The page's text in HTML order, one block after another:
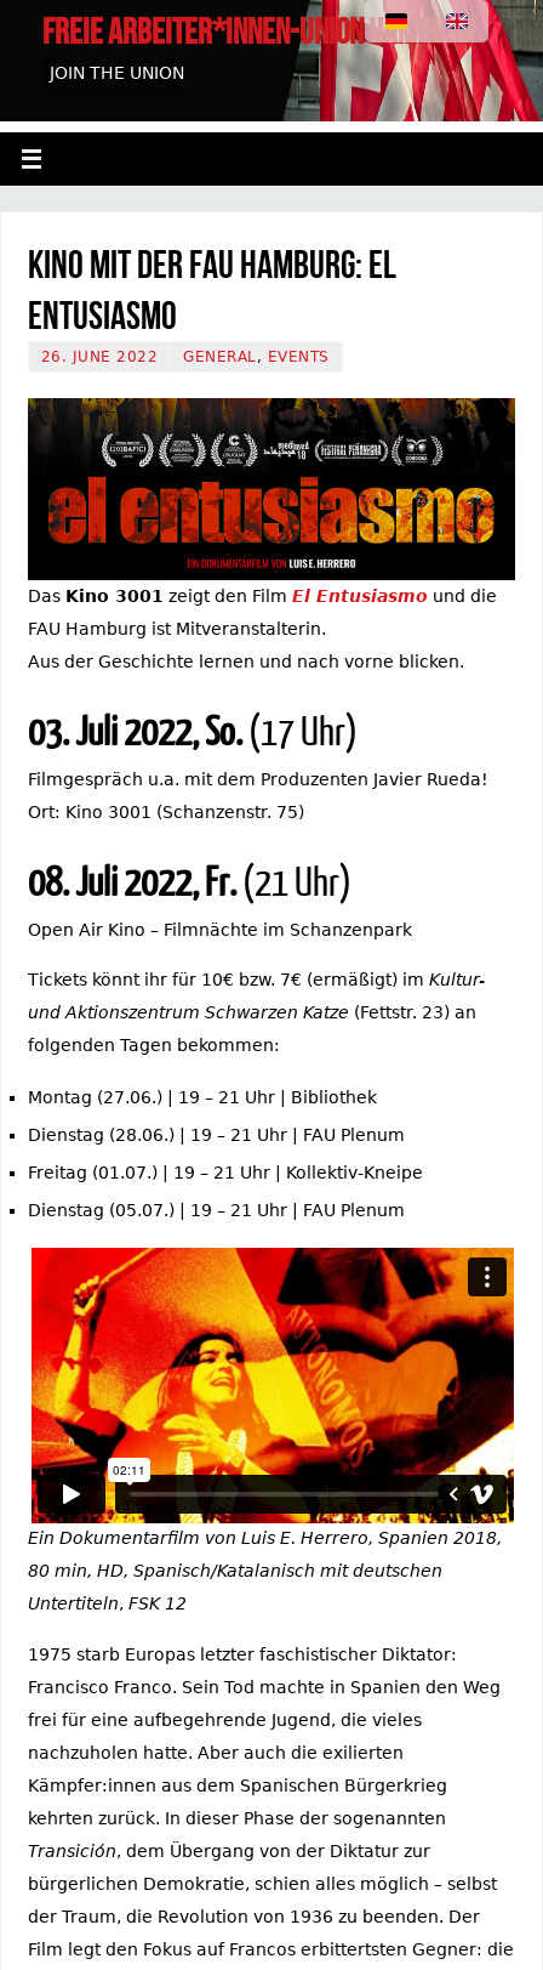
FREIE ARBEITER*INNEN-UNION HAMBURG
JOIN THE UNION
Kino mit der FAU Hamburg: El
Entusiasmo
26. JUNE 2022 GENERAL , EVENTS
Das Kino 3001 zeigt den Film El Entusiasmo und die
FAU Hamburg ist Mitveranstalterin.
Aus der Geschichte lernen und nach vorne blicken.
03. Juli 2022, So.(17 Uhr)
Filmgespräch u.a. mit dem Produzenten Javier Rueda!
Ort: Kino 3001 (Schanzenstr. 75)
08. Juli 2022, Fr.(21 Uhr)
Open Air Kino – Filmnächte im Schanzenpark
Tickets könnt ihr für 10€ bzw. 7€ (ermäßigt) im Kultur-
und Aktionszentrum Schwarzen Katze (Fettstr. 23) an
folgenden Tagen bekommen:
Montag (27.06.) | 19 – 21 Uhr | Bibliothek
Dienstag (28.06.) | 19 – 21 Uhr | FAU Plenum
Freitag (01.07.) | 19 – 21 Uhr | Kollektiv-Kneipe
Dienstag (05.07.) | 19 – 21 Uhr | FAU Plenum
Ein Dokumentarfilm von Luis E. Herrero, Spanien 2018,
80 min, HD, Spanisch/Katalanisch mit deutschen
Untertiteln, FSK 12
1975 starb Europas letzter faschistischer Diktator:
Francisco Franco. Sein Tod machte in Spanien den Weg
frei für eine aufbegehrende Jugend, die vieles
nachzuholen hatte. Aber auch die exilierten
Kämpfer:innen aus dem Spanischen Bürgerkrieg
kehrten zurück. In dieser Phase der sogenannten
Transición, dem Übergang von der Diktatur zur
bürgerlichen Demokratie, schien alles möglich – selbst
der Traum, die Revolution von 1936 zu beenden. Der
Film legt den Fokus auf Francos erbittertsten Gegner: die